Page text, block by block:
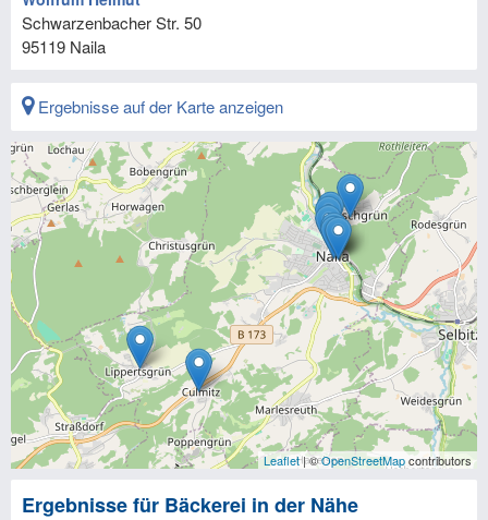
Schwarzenbacher Str. 50
95119 Naila
Ergebnisse auf der Karte anzeigen
Leaflet| ©OpenStreetMapcontributors
Ergebnisse für Bäckerei in der Nähe